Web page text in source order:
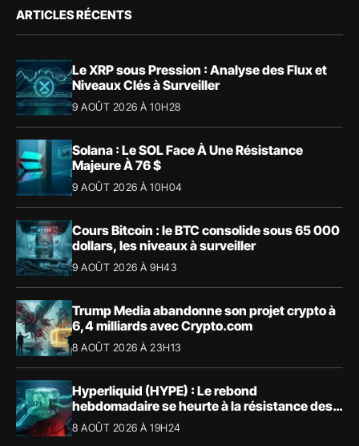
ARTICLES RÉCENTS
Le XRP sous Pression : Analyse des Flux et
Niveaux Clés à Surveiller
9 AOÛT 2026 À 10H28
Solana : Le SOL Face À Une Résistance
Majeure À 76 $
9 AOÛT 2026 À 10H04
Cours Bitcoin : le BTC consolide sous 65 000
dollars, les niveaux à surveiller
9 AOÛT 2026 À 9H43
Trump Media abandonne son projet crypto à
6,4 milliards avec Crypto.com
8 AOÛT 2026 À 23H13
Hyperliquid (HYPE) : Le rebond
hebdomadaire se heurte à la résistance des
57,90 $
8 AOÛT 2026 À 19H24